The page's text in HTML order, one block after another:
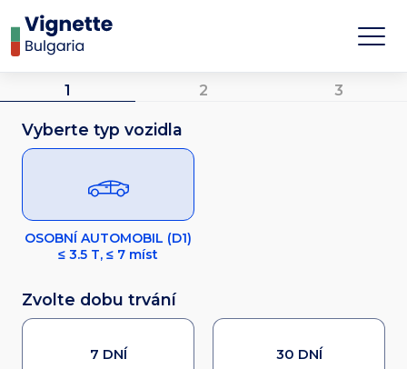
1 2 3
Vyberte typ vozidla
OSOBNÍ AUTOMOBIL (D1)
≤ 3.5 T, ≤ 7 míst
Zvolte dobu trvání
7 DNÍ 30 DNÍ